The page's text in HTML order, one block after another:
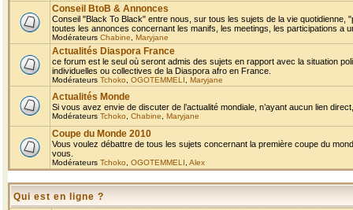
Conseil BtoB & Annonces
Conseil "Black To Black" entre nous, sur tous les sujets de la vie
toutes les annonces concernant les manifs, les meetings, les participations a
Modérateurs Chabine Maryjane
Actualités Diaspora France
ce forum est le seul où seront admis des sujets en rapport avec la situation
individuelles ou collectives de la Diaspora afro en France.
Modérateurs Tchoko OGOTEMMELI Maryjane
Actualités Monde
Si vous avez envie de discuter de l’actualité mondiale, n’ayant aucun lien
Modérateurs Tchoko Chabine Maryjane
Coupe du Monde 2010
Vous voulez débattre de tous les sujets concernant la première coupe du
vous.
Modérateurs Tchoko OGOTEMMELI Alex
Qui est en ligne ?